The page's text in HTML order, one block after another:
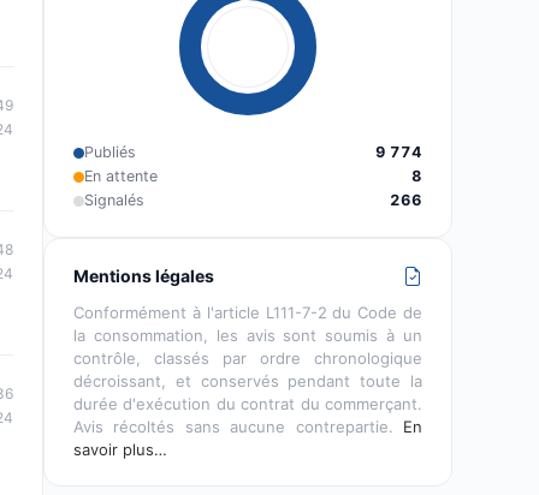
Publiés
9 774
En attente
8
Signalés
266
Mentions légales
Conformément à l'article L111-7-2 du Code de
la consommation, les avis sont soumis à un
contrôle, classés par ordre chronologique
décroissant, et conservés pendant toute la
durée d'exécution du contrat du commerçant.
Avis récoltés sans aucune contrepartie. En
savoir plus…